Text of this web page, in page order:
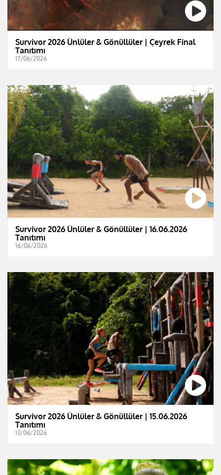
Survivor 2026 Ünlüler & Gönüllüler | Çeyrek Final
Tanıtımı
17/06/2026
Survivor 2026 Ünlüler & Gönüllüler | 16.06.2026
Tanıtımı
16/06/2026
Survivor 2026 Ünlüler & Gönüllüler | 15.06.2026
Tanıtımı
13/06/2026